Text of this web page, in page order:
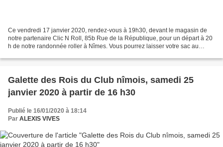
Ce vendredi 17 janvier 2020, rendez-vous à 19h30, devant le magasin de
notre partenaire Clic N Roll, 85b Rue de la République, pour un départ à 20
h de notre randonnée roller à Nîmes. Vous pourrez laisser votre sac au
Galette des Rois du Club nîmois, samedi 25
janvier 2020 à partir de 16 h30
Publié le 16/01/2020 à 18:14
Par ALEXIS VIVES